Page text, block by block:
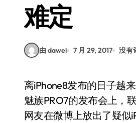
难定
由 dawei 7 月 29, 2017 没有
离iPhone8发布的日子越来越近，各种传闻和爆料也是满天飞，真真假假让人难以琢磨。此前，在
魅族PRO7的发布会上，
网友在微博上放出了疑似